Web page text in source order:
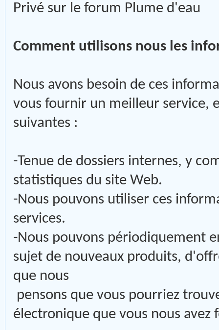
Privé sur le forum Plume d'eau
Comment utilisons nous les
Nous avons besoin de ces
vous fournir un meilleur service,
suivantes :
-Tenue de dossiers internes, y
statistiques du site Web.
-Nous pouvons utiliser ces
services.
-Nous pouvons périodiquement
sujet de nouveaux produits,
que nous
pensons que vous pourriez
électronique que vous nous avez